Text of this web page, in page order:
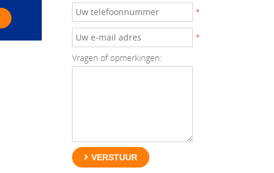
*
*
Vragen of opmerkingen:
VERSTUUR